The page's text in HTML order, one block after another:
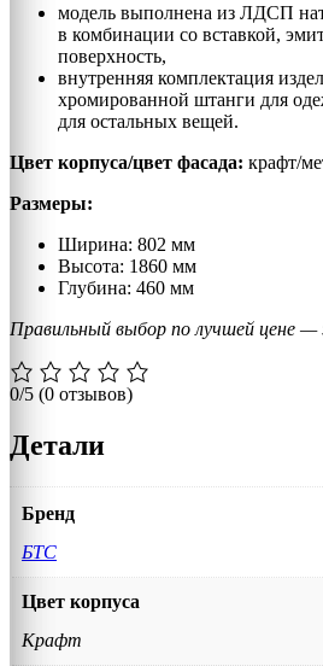
модель выполнена из ЛДСП
в комбинации со вставкой,
поверхность,
внутренняя комплектация
хромированной штанги для
для остальных вещей.
Цвет корпуса/цвет фасада: крафт/
Размеры:
Ширина: 802 мм
Высота: 1860 мм
Глубина: 460 мм
Правильный выбор по лучшей цене
0/5 (0 отзывов)
Детали
Бренд
БТС
Цвет корпуса
Крафт